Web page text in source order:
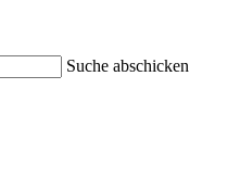
Suche abschicken